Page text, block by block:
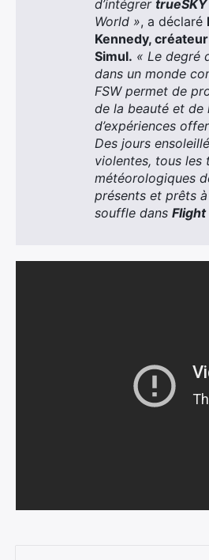
d’intégrer trueSKY
World », a déclaré
Kennedy,
Simul. « Le degré
dans un monde
FSW permet de
de la beauté et de
d’expériences
Des jours
violentes, tous les
météorologiques
présents et prêts
souffle dans Flight